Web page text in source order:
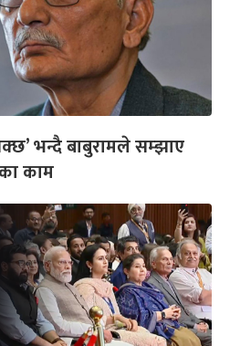
भन्दै बाबुरामले सम्झाए
काम